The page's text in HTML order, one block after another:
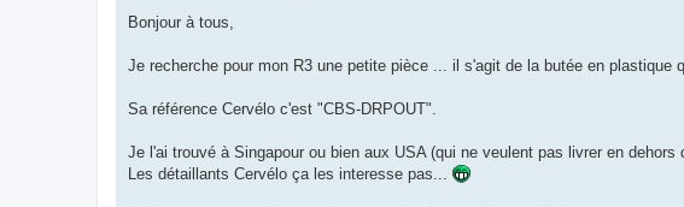
s
g
o
u
Bonjour à tous,
Je recherche pour mon R3 une petite pièce ... il s'agit de la butée en plastique
Sa référence Cervélo c'est "CBS-DRPOUT".
Je l'ai trouvé à Singapour ou bien aux USA (qui ne veulent pas livrer en dehors
Les détaillants Cervélo ça les interesse pas...